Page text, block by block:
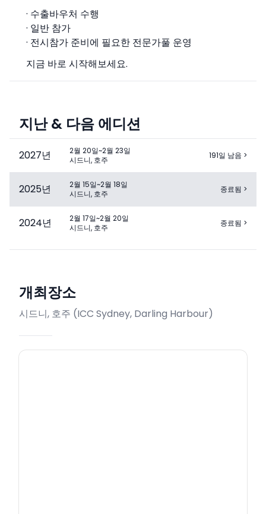
· 수출바우처 수행
· 일반 참가
· 전시참가 준비에 필요한 전문가풀 운영
지금 바로 시작해보세요.
지난 & 다음 에디션
2027년
2월 20일~2월 23일
시드니, 호주
191일 남음 >
2025년
2월 15일~2월 18일
시드니, 호주
종료됨 >
2024년
2월 17일~2월 20일
시드니, 호주
종료됨 >
개최장소
시드니, 호주 (ICC Sydney, Darling Harbour)